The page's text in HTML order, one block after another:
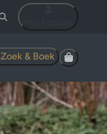
Zoek & Boek